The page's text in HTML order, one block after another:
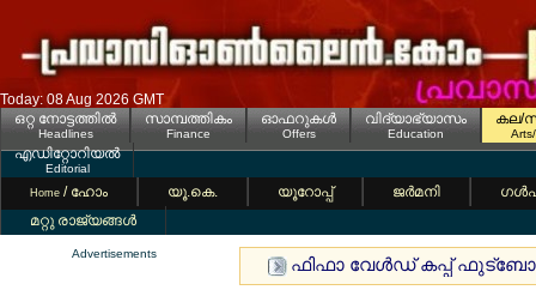
Today: 08 Aug 2026 GMT
ഒറ്റ നോട്ടത്തില്‍
Headlines
സാമ്പത്തികം
Finance
ഓഫറുകള്‍
Offers
വിദ്യാഭ്യാസം
Education
കല/
എഡിറ്റോറിയല്‍
Editorial
Home / ഹോം യൂ.കെ. യൂറോപ്പ് ജര്‍മനി
മറ്റു രാജ്യങ്ങള്‍
Advertisements
ഫിഫാ വേള്‍ഡ് കപ്പ്